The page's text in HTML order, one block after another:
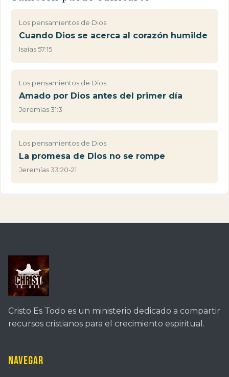
Los pensamientos de Dios
Cuando Dios se acerca al corazón humilde
Isaías 57:15
Los pensamientos de Dios
Amado por Dios antes del primer día
Jeremías 31:3
Los pensamientos de Dios
La promesa de Dios no se rompe
Jeremías 33:20-21
Cristo Es Todo es un ministerio dedicado a compartir
recursos cristianos para el crecimiento espiritual.
Navegar